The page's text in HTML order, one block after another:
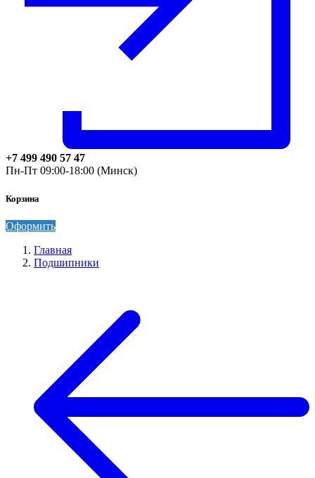
+7 499 490 57 47
Пн-Пт 09:00-18:00 (Минск)
Корзина
Оформить
Главная
Подшипники